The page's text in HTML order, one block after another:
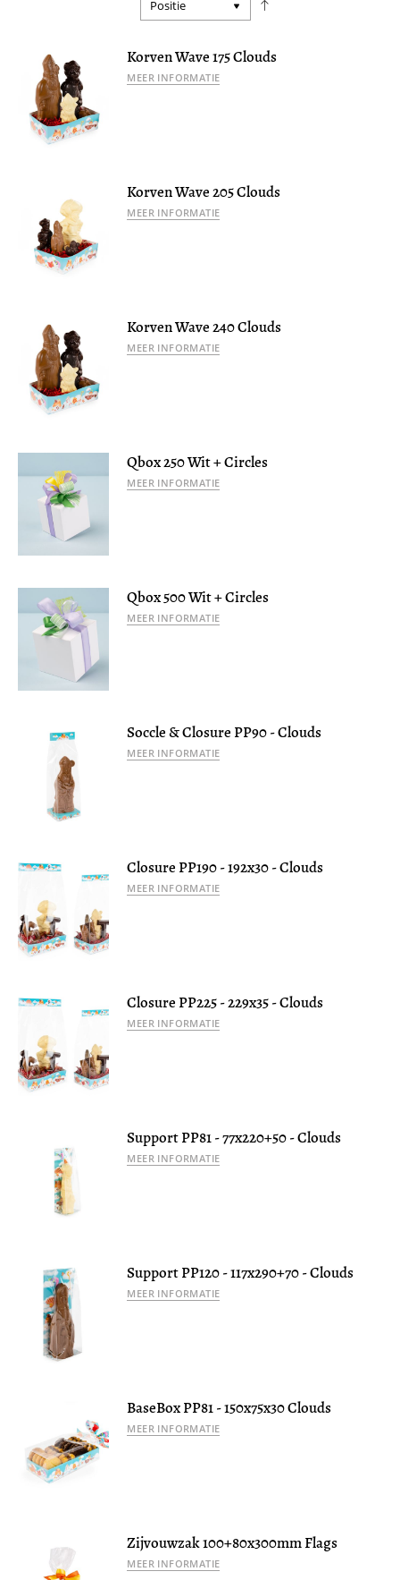
Van
laag
Korven Wave 175 Clouds
MEER INFORMATIE
Korven Wave 205 Clouds
MEER INFORMATIE
Korven Wave 240 Clouds
MEER INFORMATIE
Qbox 250 Wit + Circles
MEER INFORMATIE
Qbox 500 Wit + Circles
MEER INFORMATIE
Soccle & Closure PP90 - Clouds
MEER INFORMATIE
Closure PP190 - 192x30 - Clouds
MEER INFORMATIE
Closure PP225 - 229x35 - Clouds
MEER INFORMATIE
Support PP81 - 77x220+50 - Clouds
MEER INFORMATIE
Support PP120 - 117x290+70 - Clouds
MEER INFORMATIE
BaseBox PP81 - 150x75x30 Clouds
MEER INFORMATIE
Zijvouwzak 100+80x300mm Flags
MEER INFORMATIE